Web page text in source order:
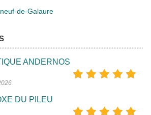
de-Galaure
ANDERNOS
DU PILEU